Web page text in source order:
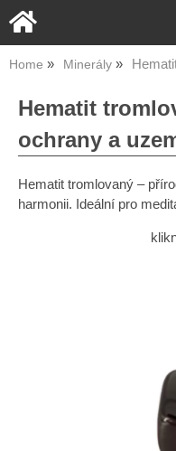
Home Minerály
Hematit
ochrany a
Hematit tromlovaný –
harmonii. Ideální pro